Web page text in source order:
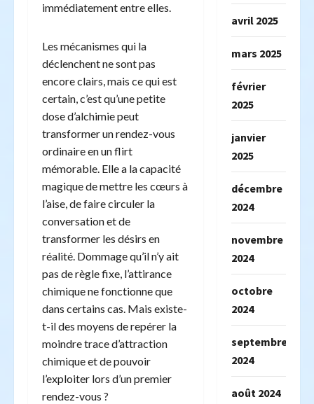
immédiatement entre elles.
Les mécanismes qui la
déclenchent ne sont pas
encore clairs, mais ce qui est
certain, c’est qu’une petite
dose d’alchimie peut
transformer un rendez-vous
ordinaire en un flirt
mémorable. Elle a la capacité
magique de mettre les cœurs à
l’aise, de faire circuler la
conversation et de
transformer les désirs en
réalité. Dommage qu’il n’y ait
pas de règle fixe, l’attirance
chimique ne fonctionne que
dans certains cas. Mais existe-
t-il des moyens de repérer la
moindre trace d’attraction
chimique et de pouvoir
l’exploiter lors d’un premier
rendez-vous ?
avril 2025
mars 2025
février
2025
janvier
2025
décembre
2024
novembre
2024
octobre
2024
septembre
2024
août 2024